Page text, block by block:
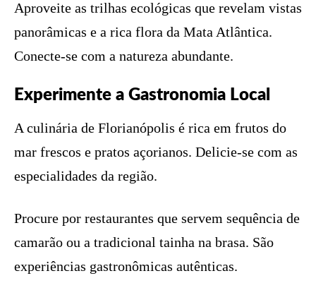
Aproveite as trilhas ecológicas que revelam vistas
panorâmicas e a rica flora da Mata Atlântica.
Conecte-se com a natureza abundante.
Experimente a Gastronomia Local
A culinária de Florianópolis é rica em frutos do
mar frescos e pratos açorianos. Delicie-se com as
especialidades da região.
Procure por restaurantes que servem sequência de
camarão ou a tradicional tainha na brasa. São
experiências gastronômicas autênticas.